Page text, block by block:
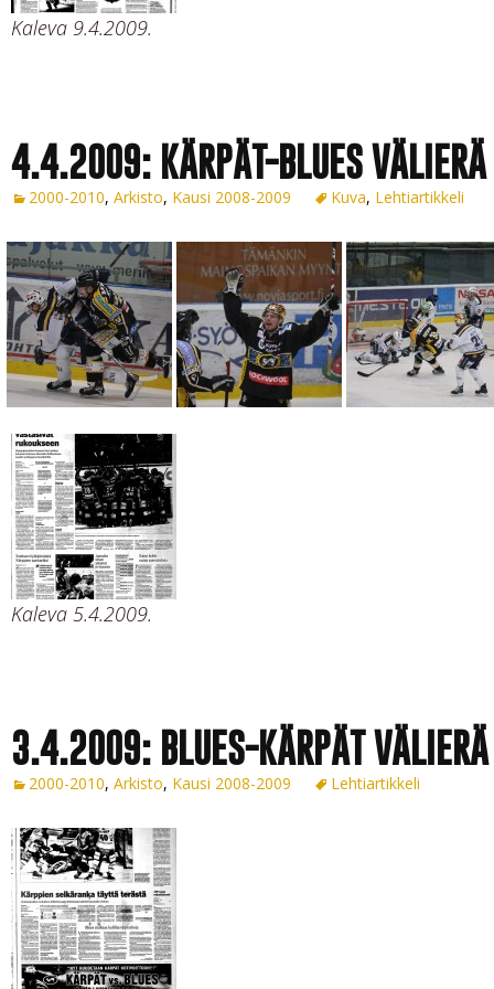
Kaleva 9.4.2009.
4.4.2009: KÄRPÄT-BLUES
2000-2010, Arkisto, Kausi 2008-2009 Kuva, Lehtiartikkeli
Kaleva 5.4.2009.
3.4.2009: BLUES-KÄRPÄT
2000-2010, Arkisto, Kausi 2008-2009 Lehtiartikkeli